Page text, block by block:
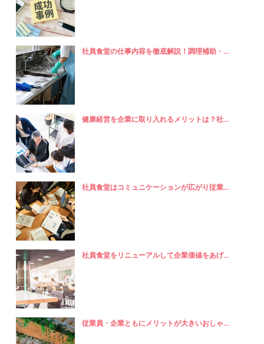
社員食堂の仕事内容を徹底解説！調理補助・...
健康経営を企業に取り入れるメリットは？社...
社員食堂はコミュニケーションが広がり従業...
社員食堂をリニューアルして企業価値をあげ...
従業員・企業ともにメリットが大きいおしゃ...